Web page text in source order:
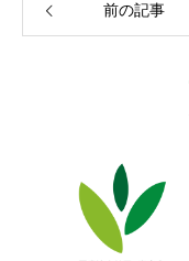
前の記事